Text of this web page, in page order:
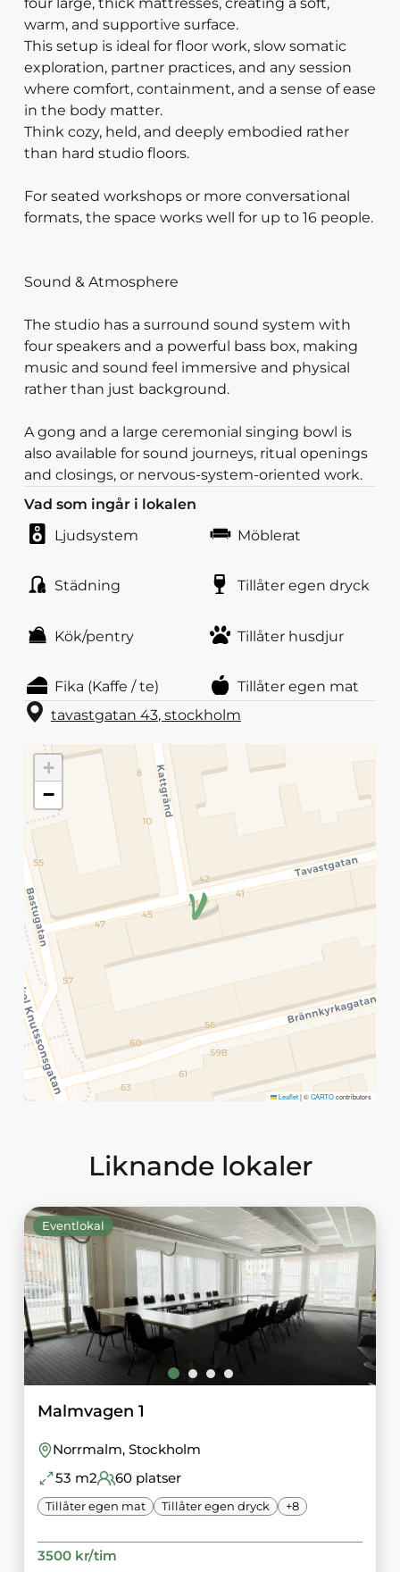
four large, thick mattresses, creating a soft,
warm, and supportive surface.
This setup is ideal for floor work, slow somatic
exploration, partner practices, and any session
where comfort, containment, and a sense of ease
in the body matter.
Think cozy, held, and deeply embodied rather
than hard studio floors.
For seated workshops or more conversational
formats, the space works well for up to 16 people.
Sound & Atmosphere
The studio has a surround sound system with
four speakers and a powerful bass box, making
music and sound feel immersive and physical
rather than just background.
A gong and a large ceremonial singing bowl is
also available for sound journeys, ritual openings
and closings, or nervous-system-oriented work.
Vad som ingår i lokalen
Ljudsystem
Möblerat
Städning Tillåter egen dryck
Kök/pentry Tillåter husdjur
Fika (Kaffe / te)
Tillåter egen mat
tavastgatan 43, stockholm
+
−
Leaflet|©CARTOcontributors
Liknande lokaler
Eventlokal
Malmvagen 1
Norrmalm, Stockholm
53 m2 60platser
Tillåter egen mat Tillåter egen dryck +8
3500kr/tim